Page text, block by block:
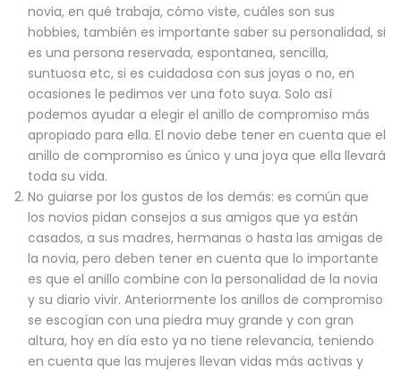
novia, en qué trabaja, cómo viste, cuáles son sus
hobbies, también es importante saber su personalidad, si
es una persona reservada, espontanea, sencilla,
suntuosa etc, si es cuidadosa con sus joyas o no, en
ocasiones le pedimos ver una foto suya. Solo así
podemos ayudar a elegir el anillo de compromiso más
apropiado para ella. El novio debe tener en cuenta que el
anillo de compromiso es único y una joya que ella llevará
toda su vida.
No guiarse por los gustos de los demás: es común que
los novios pidan consejos a sus amigos que ya están
casados, a sus madres, hermanas o hasta las amigas de
la novia, pero deben tener en cuenta que lo importante
es que el anillo combine con la personalidad de la novia
y su diario vivir. Anteriormente los anillos de compromiso
se escogían con una piedra muy grande y con gran
altura, hoy en día esto ya no tiene relevancia, teniendo
en cuenta que las mujeres llevan vidas más activas y